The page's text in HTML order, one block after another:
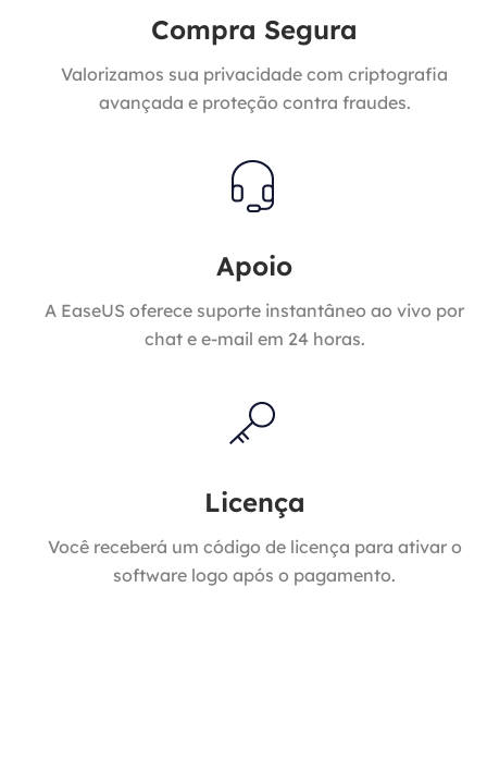
Compra Segura
Valorizamos sua privacidade com criptografia
avançada e proteção contra fraudes.
Apoio
A EaseUS oferece suporte instantâneo ao vivo por
chat e e-mail em 24 horas.
Licença
Você receberá um código de licença para ativar o
software logo após o pagamento.